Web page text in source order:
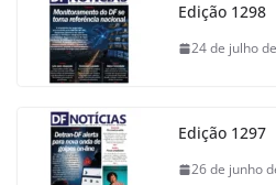
Edição 1298
24 de julho
Edição 1297
26 de junho